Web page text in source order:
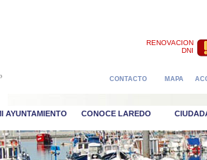
RENOVACION
DNI
CONTACTO MAPA
AYUNTAMIENTO CONOCE LAREDO